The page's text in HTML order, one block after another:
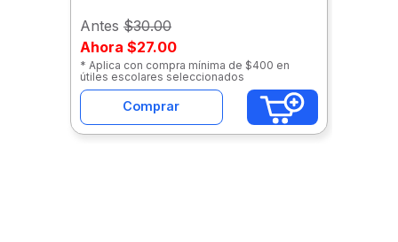
Antes $30.00
Ahora $27.00
* Aplica con compra mínima de $400 en
útiles escolares seleccionados
Comprar